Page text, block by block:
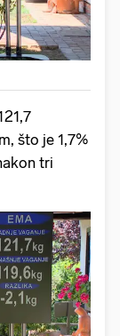
što je 1,7%
tri